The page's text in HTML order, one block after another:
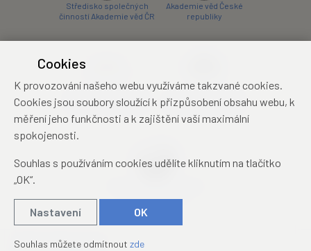
Středisko společných
činností Akademie věd ČR
Akademie věd České
republiky
konferenční centrum
Zámecký hotel Třešť
konferenční centrum
© 2019 – 2026Academia
Cookies
K provozování našeho webu využíváme takzvané cookies.
Cookies jsou soubory sloužící k přizpůsobení obsahu webu, k
měření jeho funkčnosti a k zajištění vaší maximální
spokojenosti.
Souhlas s používáním cookies udělíte kliknutím na tlačítko
„OK“.
Nastavení OK
Souhlas můžete odmítnout zde